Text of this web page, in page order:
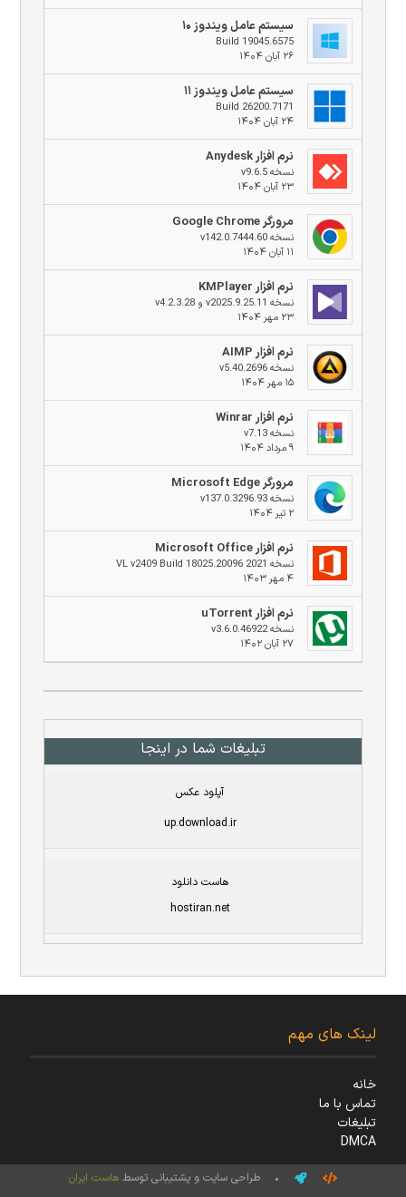
سیستم عامل ویندوز ۱۰
Build 19045.6575
۲۶ آبان ۱۴۰۴
سیستم عامل ویندوز ۱۱
Build 26200.7171
۲۴ آبان ۱۴۰۴
نرم افزار Anydesk
نسخه v9.6.5
۲۳ آبان ۱۴۰۴
مرورگر Google Chrome
نسخه v142.0.7444.60
۱۱ آبان ۱۴۰۴
نرم افزار KMPlayer
نسخه v2025.9.25.11 و v4.2.3.28
۲۳ مهر ۱۴۰۴
نرم افزار AIMP
نسخه v5.40.2696
۱۵ مهر ۱۴۰۴
نرم افزار Winrar
نسخه v7.13
۹ مرداد ۱۴۰۴
مرورگر Microsoft Edge
نسخه v137.0.3296.93
۲ تیر ۱۴۰۴
نرم افزار Microsoft Office
نسخه 2021 VL v2409 Build 18025.20096
۴ مهر ۱۴۰۳
نرم افزار uTorrent
نسخه v3.6.0.46922
۲۷ آبان ۱۴۰۲
تبلیغات شما در اینجا
آپلود عکس
up.download.ir
هاست دانلود
hostiran.net
لینک های مهم
خانه
تماس با ما
تبلیغات
DMCA
• طراحی سایت و پشتیبانی توسط هاست ایران